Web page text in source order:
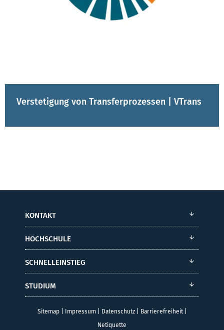
Verstetigung von Transferprozessen | VTrans
KONTAKT
HOCHSCHULE
SCHNELLEINSTIEG
STUDIUM
Sitemap| Impressum| Datenschutz| Barrierefreiheit|
Netiquette